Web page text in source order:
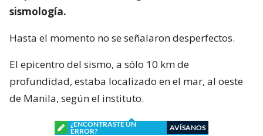
sismología.
Hasta el momento no se señalaron desperfectos.
El epicentro del sismo, a sólo 10 km de
profundidad, estaba localizado en el mar, al oeste
de Manila, según el instituto.
¿ENCONTRASTE UN
ERROR?
AVÍSANOS